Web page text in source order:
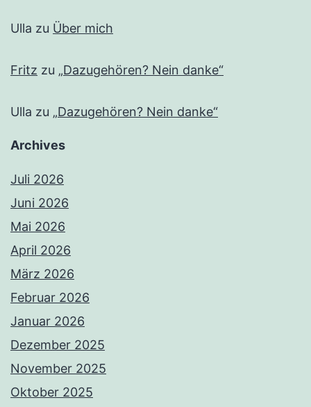
Ulla zu Über mich
Fritz zu „Dazugehören? Nein danke“
Ulla zu „Dazugehören? Nein danke“
Archives
Juli 2026
Juni 2026
Mai 2026
April 2026
März 2026
Februar 2026
Januar 2026
Dezember 2025
November 2025
Oktober 2025